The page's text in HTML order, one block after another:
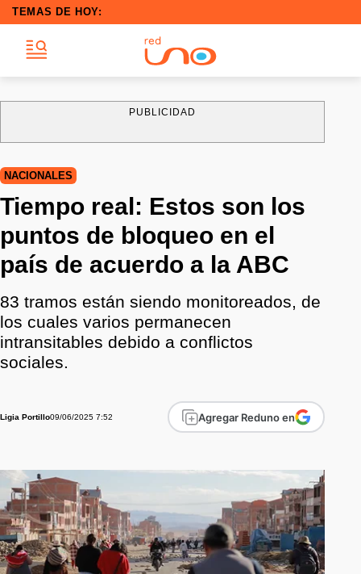
TEMAS DE HOY:
PUBLICIDAD
NACIONALES
Tiempo real: Estos son los
puntos de bloqueo en el
país de acuerdo a la ABC
83 tramos están siendo monitoreados, de
los cuales varios permanecen
intransitables debido a conflictos
sociales.
Ligia Portillo09/06/2025 7:52 Agregar Reduno en